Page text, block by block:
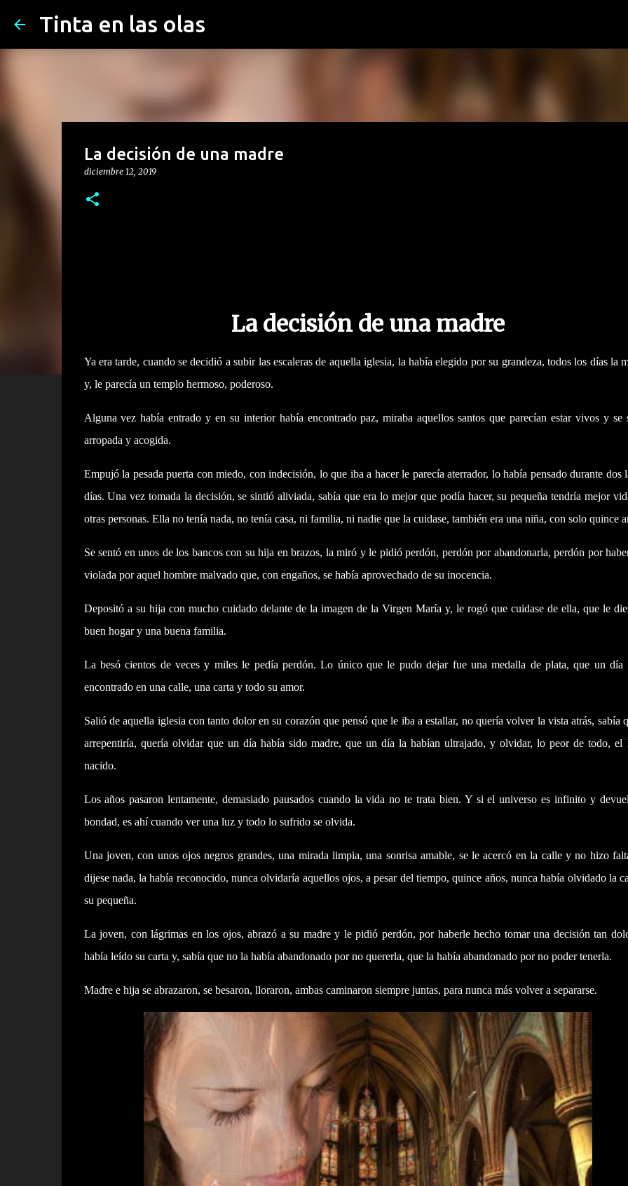
Tinta en las olas
La decisión de una madre
diciembre 12, 2019
La decisión de una madre
Ya era tarde, cuando se decidió a subir las escaleras de aquella iglesia, la había elegido por su grandeza, todos los días la
y, le parecía un templo hermoso, poderoso.
Alguna vez había entrado y en su interior había encontrado paz, miraba aquellos santos que parecían estar vivos y se
arropada y acogida.
Empujó la pesada puerta con miedo, con indecisión, lo que iba a hacer le parecía aterrador, lo había pensado durante dos
días. Una vez tomada la decisión, se sintió aliviada, sabía que era lo mejor que podía hacer, su pequeña tendría mejor
otras personas. Ella no tenía nada, no tenía casa, ni familia, ni nadie que la cuidase, también era una niña, con solo quince
Se sentó en unos de los bancos con su hija en brazos, la miró y le pidió perdón, perdón por abandonarla, perdón por
violada por aquel hombre malvado que, con engaños, se había aprovechado de su inocencia.
Depositó a su hija con mucho cuidado delante de la imagen de la Virgen María y, le rogó que cuidase de ella, que le
buen hogar y una buena familia.
La besó cientos de veces y miles le pedía perdón. Lo único que le pudo dejar fue una medalla de plata, que un día
encontrado en una calle, una carta y todo su amor.
Salió de aquella iglesia con tanto dolor en su corazón que pensó que le iba a estallar, no quería volver la vista atrás, sabía
arrepentiría, quería olvidar que un día había sido madre, que un día la habían ultrajado, y olvidar, lo peor de todo, el
nacido.
Los años pasaron lentamente, demasiado pausados cuando la vida no te trata bien. Y si el universo es infinito y
bondad, es ahí cuando ver una luz y todo lo sufrido se olvida.
Una joven, con unos ojos negros grandes, una mirada limpia, una sonrisa amable, se le acercó en la calle y no hizo
dijese nada, la había reconocido, nunca olvidaría aquellos ojos, a pesar del tiempo, quince años, nunca había olvidado la
su pequeña.
La joven, con lágrimas en los ojos, abrazó a su madre y le pidió perdón, por haberle hecho tomar una decisión tan
había leído su carta y, sabía que no la había abandonado por no quererla, que la había abandonado por no poder tenerla.
Madre e hija se abrazaron, se besaron, lloraron, ambas caminaron siempre juntas, para nunca más volver a separarse.